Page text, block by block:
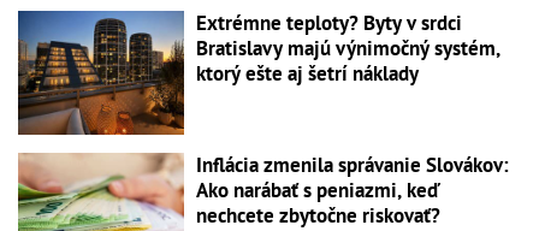
Extrémne teploty? Byty v srdci
Bratislavy majú výnimočný systém,
ktorý ešte aj šetrí náklady
Inflácia zmenila správanie Slovákov:
Ako narábať s peniazmi, keď
nechcete zbytočne riskovať?